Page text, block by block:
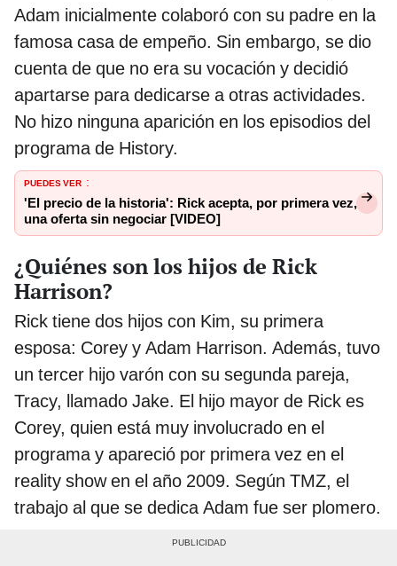
Adam inicialmente colaboró con su padre en la
famosa casa de empeño. Sin embargo, se dio
cuenta de que no era su vocación y decidió
apartarse para dedicarse a otras actividades.
No hizo ninguna aparición en los episodios del
programa de History.
PUEDES VER :
'El precio de la historia': Rick acepta, por primera vez,
una oferta sin negociar [VIDEO]
¿Quiénes son los hijos de Rick
Harrison?
Rick tiene dos hijos con Kim, su primera
esposa: Corey y Adam Harrison. Además, tuvo
un tercer hijo varón con su segunda pareja,
Tracy, llamado Jake. El hijo mayor de Rick es
Corey, quien está muy involucrado en el
programa y apareció por primera vez en el
reality show en el año 2009. Según TMZ, el
trabajo al que se dedica Adam fue ser plomero.